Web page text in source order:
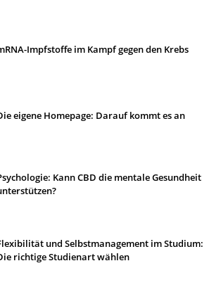
Impfstoffe im Kampf gegen den Krebs
eigene Homepage: Darauf kommt es an
Kann CBD die mentale Gesundheit
und Selbstmanagement im Studium:
richtige Studienart wählen